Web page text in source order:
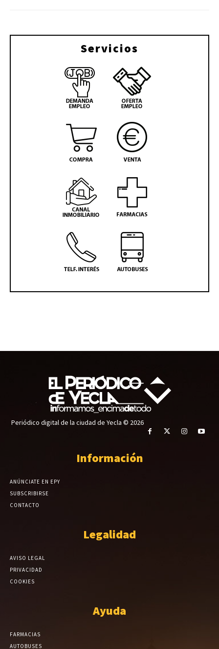
Servicios
Periódico digital de la ciudad de Yecla © 2026
Información
ANÚNCIATE EN EPY
SUBSCRIBIRSE
CONTACTO
Legalidad
AVISO LEGAL
PRIVACIDAD
COOKIES
Ayuda
FARMACIAS
AUTOBUSES